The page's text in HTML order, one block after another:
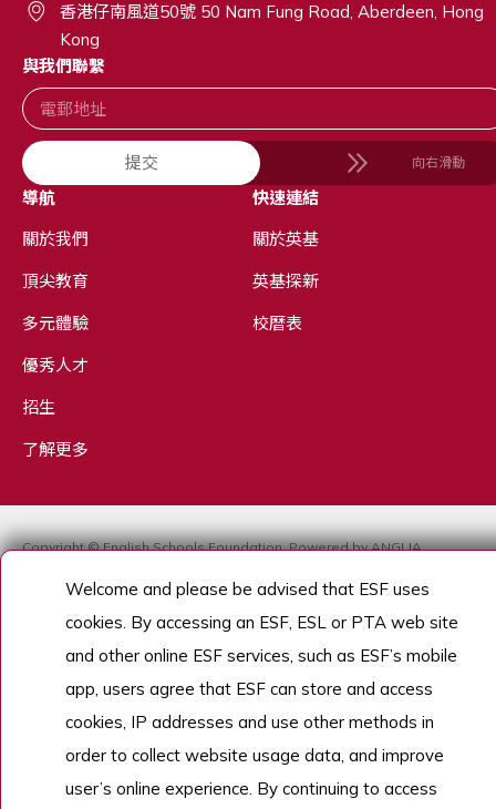
香港仔南風道50號 50 Nam Fung Road, Aberdeen, Hong
Kong
與我們聯繫
提交 向右滑動
導航
關於我們
頂尖教育
多元體驗
優秀人才
招生
了解更多
快速連結
關於英基
英基探新
校曆表
Copyright © English Schools Foundation. Powered byANGLIA.
Welcome and please be advised that ESF uses
cookies. By accessing an ESF, ESL or PTA web site
and other online ESF services, such as ESF’s mobile
app, users agree that ESF can store and access
cookies, IP addresses and use other methods in
order to collect website usage data, and improve
user’s online experience. By continuing to access